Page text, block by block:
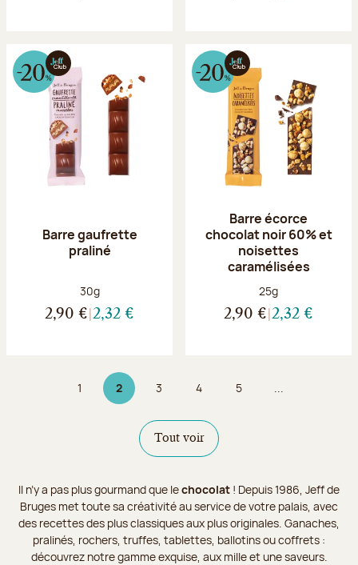
Barre gaufrette
praliné
Poids net :
30g
2,90 € 2,32 €
Barre écorce
chocolat noir 60% et
noisettes
caramélisées
Poids net :
25g
2,90 € 2,32 €
Page
1 2Page 2 sur 9
Page
3 Page
4 Page
5 ...
Tout voir
Il n’y a pas plus gourmand que lechocolat ! Depuis 1986, Jeff de
Bruges met toute sa créativité au service de votre palais, avec
des recettes des plus classiques aux plus originales. Ganaches,
pralinés, rochers, truffes, tablettes, ballotins ou coffrets :
découvrez notre gamme exquise, aux mille et une saveurs.